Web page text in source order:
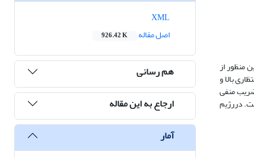
منظور از
انتظاری بالا و
منفی
دررژیم
اصل مقاله
926.42 K
هم رسانی
ارجاع به این مقاله
آمار